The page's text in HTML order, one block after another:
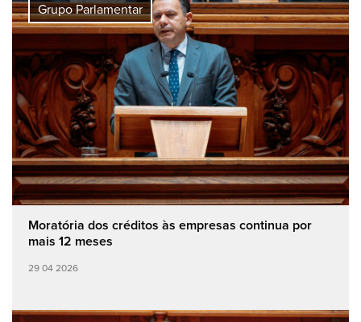
Grupo Parlamentar
Moratória dos créditos às empresas continua por
mais 12 meses
29 04 2026